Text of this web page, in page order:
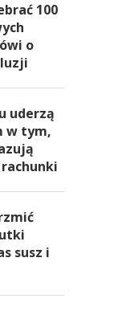
100
o
uderzą
w tym,
rachunki
susz i